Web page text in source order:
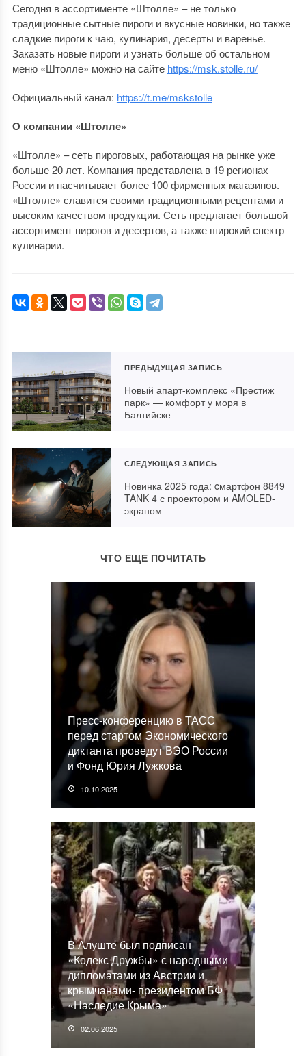
Сегодня в ассортименте «Штолле» – не только
традиционные сытные пироги и вкусные новинки, но также
сладкие пироги к чаю, кулинария, десерты и варенье.
Заказать новые пироги и узнать больше об остальном
меню «Штолле» можно на сайте https://msk.stolle.ru/
Официальный канал: https://t.me/mskstolle
О компании «Штолле»
«Штолле» – сеть пироговых, работающая на рынке уже
больше 20 лет. Компания представлена в 19 регионах
России и насчитывает более 100 фирменных магазинов.
«Штолле» славится своими традиционными рецептами и
высоким качеством продукции. Сеть предлагает большой
ассортимент пирогов и десертов, а также широкий спектр
кулинарии.
ПРЕДЫДУЩАЯ ЗАПИСЬ
Новый апарт-комплекс «Престиж
парк» — комфорт у моря в
Балтийске
СЛЕДУЮЩАЯ ЗАПИСЬ
Новинка 2025 года: cмартфон 8849
TANK 4 с проектором и AMOLED-
экраном
ЧТО ЕЩЕ ПОЧИТАТЬ
Пресс-конференцию в ТАСС
перед стартом Экономического
диктанта проведут ВЭО России
и Фонд Юрия Лужкова
10.10.2025
В Алуште был подписан
«Кодекс Дружбы» с народными
дипломатами из Австрии и
крымчанами- президентом БФ
«Наследие Крыма»
02.06.2025